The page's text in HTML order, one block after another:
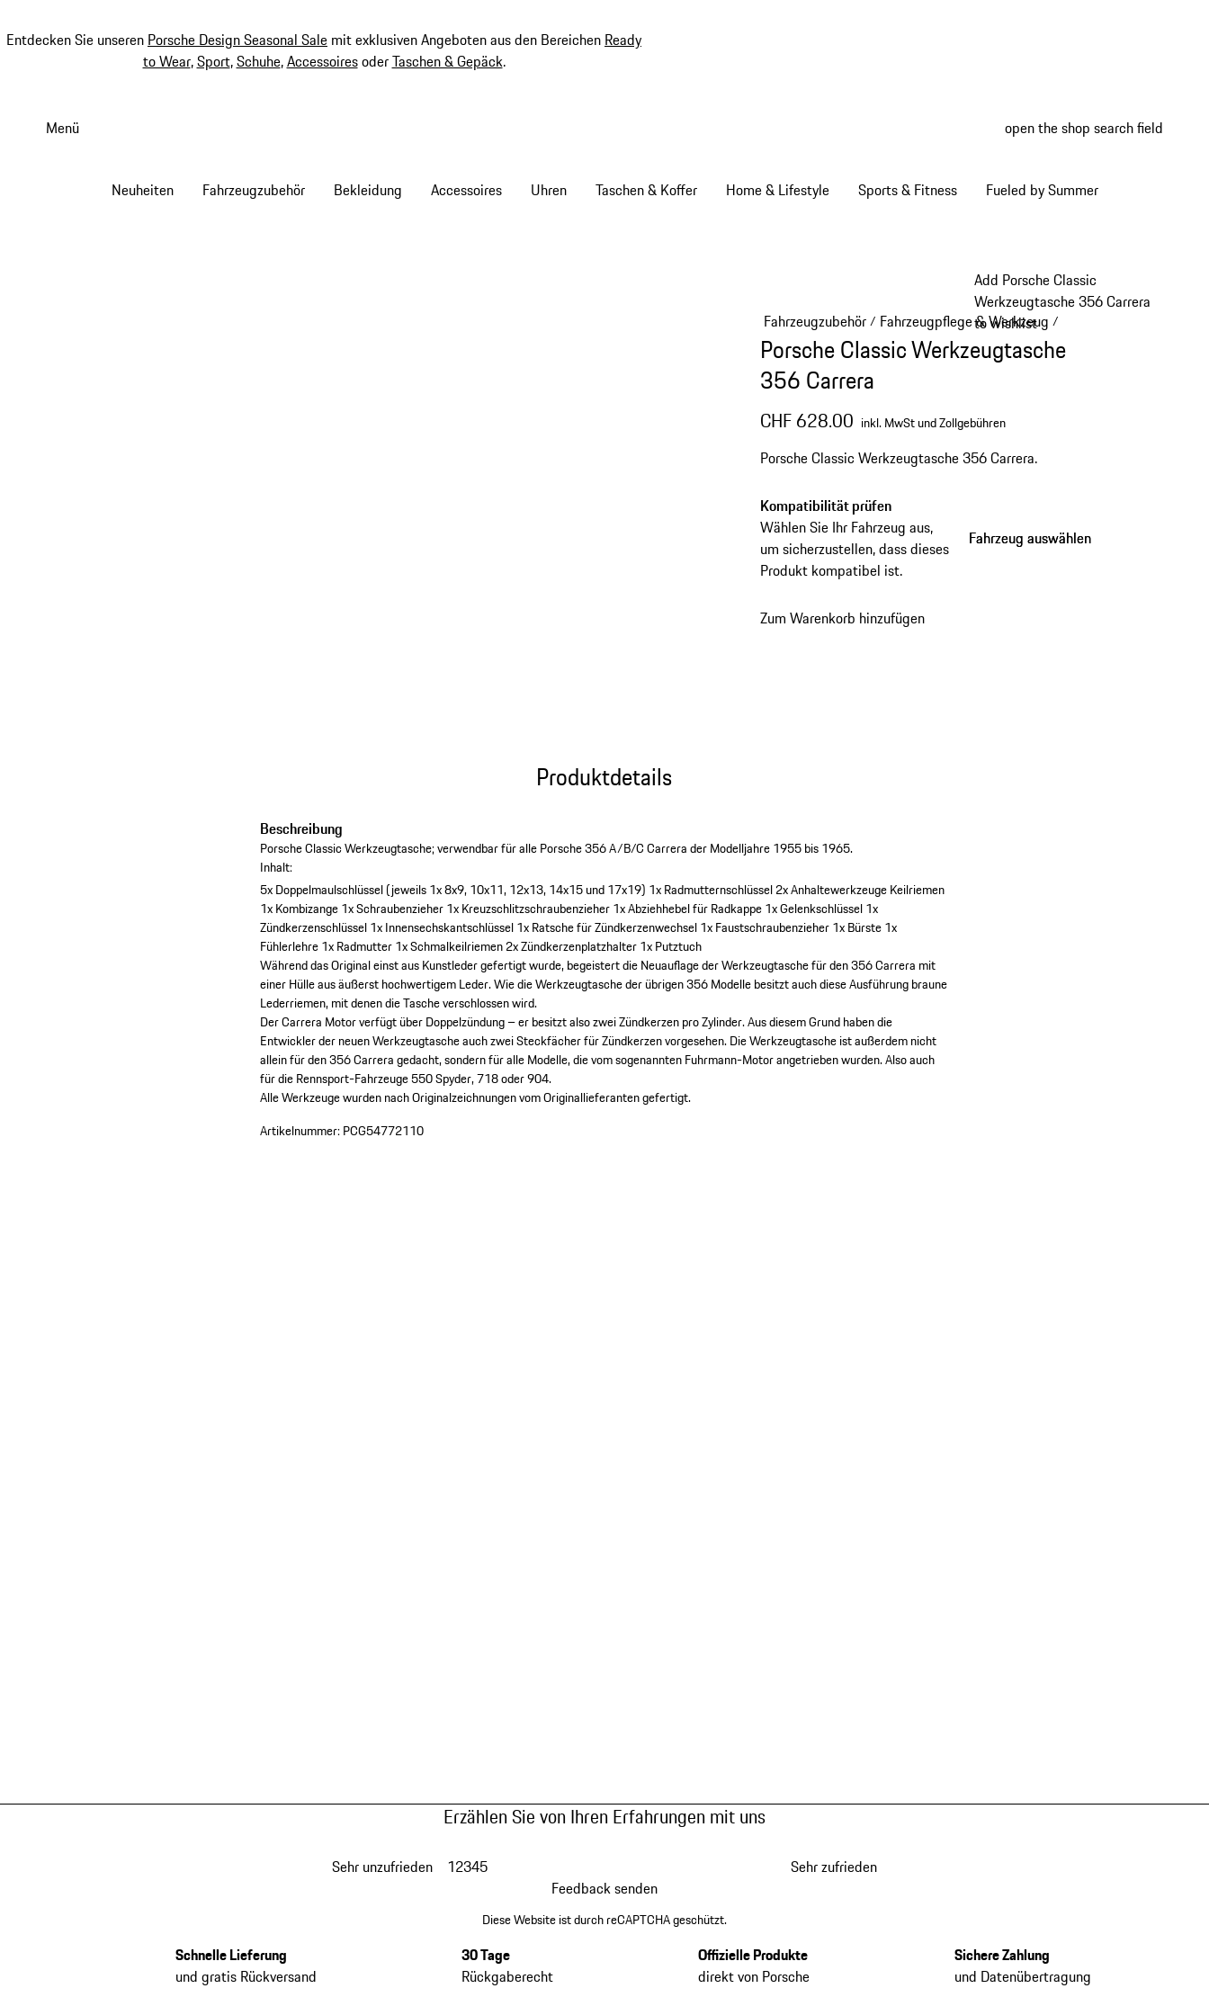
Entdecken Sie unseren Porsche Design Seasonal Sale mit exklusiven Angeboten aus den Bereichen Ready
to Wear,Sport,Schuhe,AccessoiresoderTaschen & Gepäck.
Hauptinhalt
Menü open the shop search field
Neuheiten Fahrzeugzubehör Bekleidung Accessoires Uhren Taschen & Koffer Home & Lifestyle Sports & Fitness Fueled by Summer
Add Porsche Classic
Werkzeugtasche 356 Carrera
to wishlist
Fahrzeugzubehör/ Fahrzeugpflege & Werkzeug /
Porsche Classic Werkzeugtasche
356 Carrera
CHF 628.00 inkl. MwSt und Zollgebühren
Porsche Classic Werkzeugtasche 356 Carrera.
Kompatibilität prüfen
Wählen Sie Ihr Fahrzeug aus,
um sicherzustellen, dass dieses
Produkt kompatibel ist.
Fahrzeug auswählen
Fahrzeug auswählen
Zum Warenkorb hinzufügen
Produktdetails
Beschreibung
Porsche Classic Werkzeugtasche; verwendbar für alle Porsche 356 A/B/C Carrera der Modelljahre 1955 bis 1965.
Inhalt:
5x Doppelmaulschlüssel (jeweils 1x 8x9, 10x11, 12x13, 14x15 und 17x19) 1x Radmutternschlüssel2x Anhaltewerkzeuge Keilriemen
1x Kombizange1x Schraubenzieher1x Kreuzschlitzschraubenzieher1x Abziehhebel für Radkappe1x Gelenkschlüssel1x
Zündkerzenschlüssel1x Innensechskantschlüssel1x Ratsche für Zündkerzenwechsel1x Faustschraubenzieher1x Bürste1x
Fühlerlehre1x Radmutter1x Schmalkeilriemen2x Zündkerzenplatzhalter1x Putztuch
Während das Original einst aus Kunstleder gefertigt wurde, begeistert die Neuauflage der Werkzeugtasche für den 356 Carrera mit
einer Hülle aus äußerst hochwertigem Leder. Wie die Werkzeugtasche der übrigen 356 Modelle besitzt auch diese Ausführung braune
Lederriemen, mit denen die Tasche verschlossen wird.
Der Carrera Motor verfügt über Doppelzündung – er besitzt also zwei Zündkerzen pro Zylinder. Aus diesem Grund haben die
Entwickler der neuen Werkzeugtasche auch zwei Steckfächer für Zündkerzen vorgesehen. Die Werkzeugtasche ist außerdem nicht
allein für den 356 Carrera gedacht, sondern für alle Modelle, die vom sogenannten Fuhrmann-Motor angetrieben wurden. Also auch
für die Rennsport-Fahrzeuge 550 Spyder, 718 oder 904.
Alle Werkzeuge wurden nach Originalzeichnungen vom Originallieferanten gefertigt.
Artikelnummer:PCG54772110
Erzählen Sie von Ihren Erfahrungen mit uns
Sehr unzufrieden 12345
Sehr zufrieden
Feedback senden
Diese Website ist durch reCAPTCHA geschützt.
Schnelle Lieferung
und gratis Rückversand
30 Tage
Rückgaberecht
Offizielle Produkte
direkt von Porsche
Sichere Zahlung
und Datenübertragung